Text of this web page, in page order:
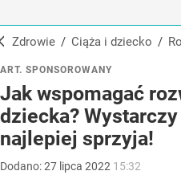
Zdrowie / Ciąża i dziecko /
ART. SPONSOROWANY
Jak wspomagać
dziecka?
najlepiej sprzyja!
Dodano:27 lipca 2022 15:32